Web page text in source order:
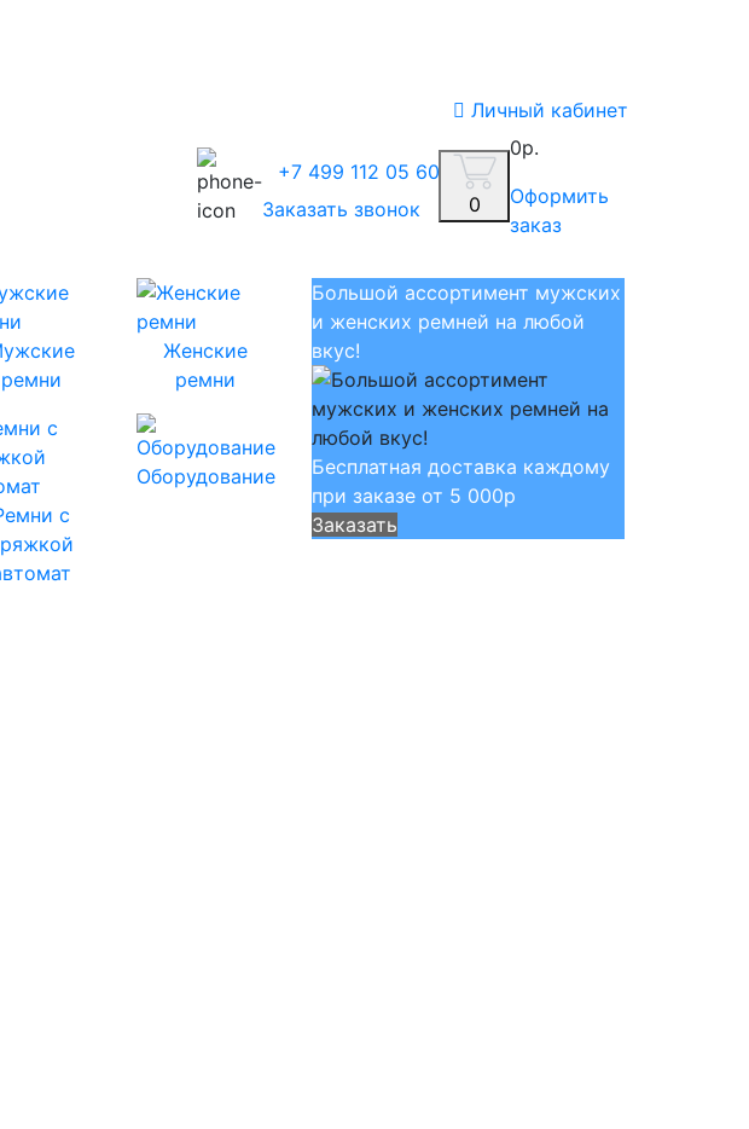
Личный кабинет
+7 499 112 05 60
Заказать звонок
0
0р.
Оформить
заказ
ремни
Женские
ремни
с
Оборудование
Большой ассортимент мужских
и женских ремней на любой
вкус!
Бесплатная доставка каждому
при заказе от 5 000р
Заказать